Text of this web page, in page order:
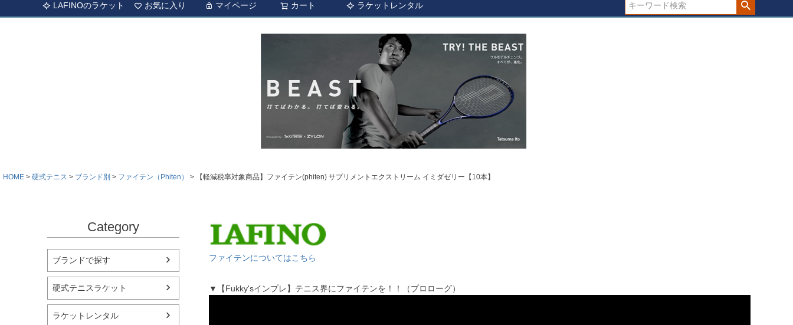
LAFINOのラケット お気に入り マイページ カート ラケットレンタル
HOME 硬式テニス ブランド別 ファイテン（Phiten） 【軽減税率対象商品】ファイテン(phiten) サプリメントエクストリーム イミダゼリー【10本】
Category
ブランドで探す
硬式テニスラケット
ラケットレンタル
ファイテンについてはこちら
▼【Fukky'sインプレ】テニス界にファイテンを！！（プロローグ）